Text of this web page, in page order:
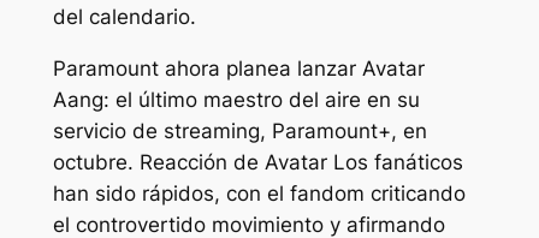
del calendario.
Paramount ahora planea lanzar Avatar
Aang: el último maestro del aire en su
servicio de streaming, Paramount+, en
octubre. Reacción de AvatarLos fanáticos
han sido rápidos, con el fandom criticando
el controvertido movimiento y afirmando